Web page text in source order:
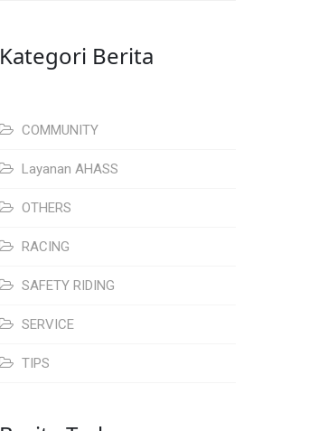
Kategori Berita
COMMUNITY
Layanan AHASS
OTHERS
RACING
SAFETY RIDING
SERVICE
TIPS